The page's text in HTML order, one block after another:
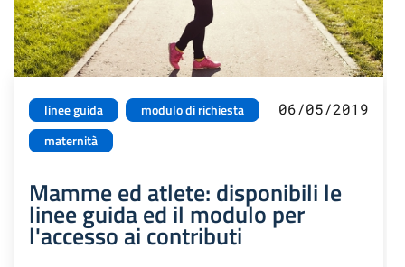
linee guida
modulo di richiesta
maternità
06/05/2019
Mamme ed atlete: disponibili le
linee guida ed il modulo per
l'accesso ai contributi